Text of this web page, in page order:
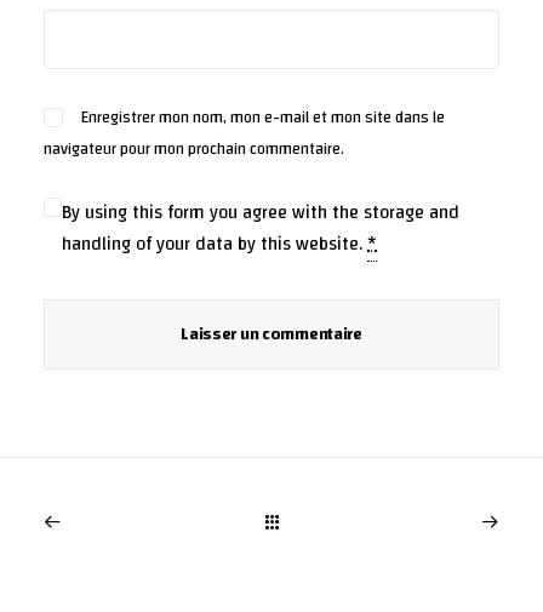
Enregistrer mon nom, mon e-mail et mon site dans le
navigateur pour mon prochain commentaire.
By using this form you agree with the storage and
handling of your data by this website.*